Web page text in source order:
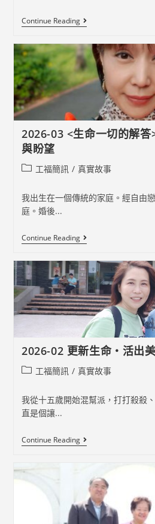
Continue Reading2026-
04
八
年
流
浪
記》
平
安
2026-03 <生命一切的解答
與盼望
Post工福簡訊 / 真實故事
我出生在一個傳統的家庭。經自由
庭。婚後...
Continue Reading2026-
03
生
命
一
切
的
解
答
> 找
到
人
的
與
2026-02 更新生命‧活出
Post工福簡訊 / 真實故事
我從十五歲開始混幫派，打打殺殺
直是個讓...
Continue Reading2026-
02
命‧
活
出